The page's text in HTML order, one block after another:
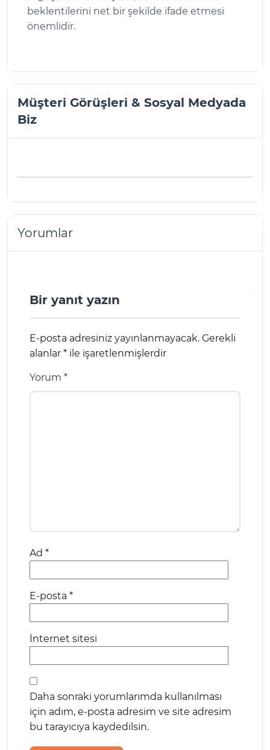
beklentilerini net bir şekilde ifade etmesi
önemlidir.
Müşteri Görüşleri & Sosyal Medyada
Biz
Yorumlar
Bir yanıt yazın
E-posta adresiniz yayınlanmayacak. Gerekli
alanlar * ile işaretlenmişlerdir
Yorum *
Ad *
E-posta *
İnternet sitesi
Daha sonraki yorumlarımda kullanılması
için adım, e-posta adresim ve site adresim
bu tarayıcıya kaydedilsin.